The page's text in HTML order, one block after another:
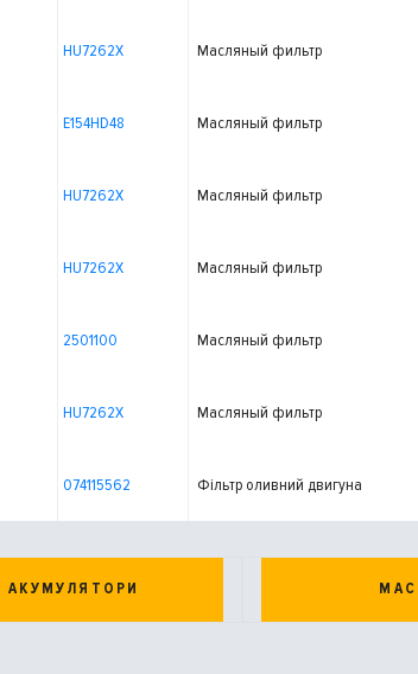
HU7262X Масляный фильтр
E154HD48 Масляный фильтр
HU7262X Масляный фильтр
HU7262X Масляный фильтр
2501100 Масляный фильтр
HU7262X Масляный фильтр
074115562 Фiльтр оливний двигуна
АКУМУЛЯТОРИ